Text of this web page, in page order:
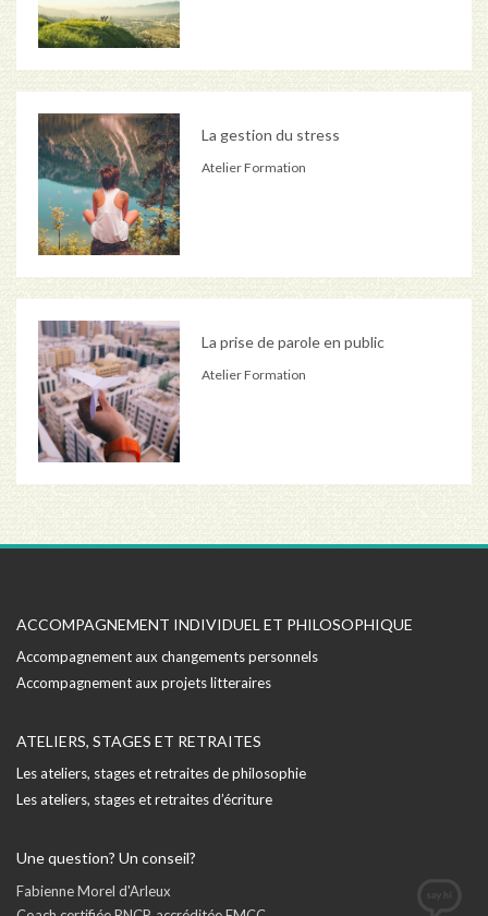
La gestion du stress
Atelier Formation
La prise de parole en public
Atelier Formation
ACCOMPAGNEMENT INDIVIDUEL ET PHILOSOPHIQUE
Accompagnement aux changements personnels
Accompagnement aux projets litteraires
ATELIERS, STAGES ET RETRAITES
Les ateliers, stages et retraites de philosophie
Les ateliers, stages et retraites d’écriture
Une question? Un conseil?
Fabienne Morel d'Arleux